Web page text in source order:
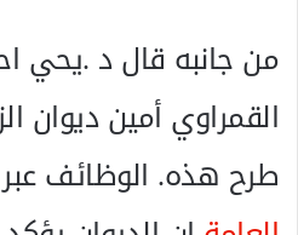
من جانبه قال د .يحي
القمراوي أمين ديوان
طرح هذه. الوظائف